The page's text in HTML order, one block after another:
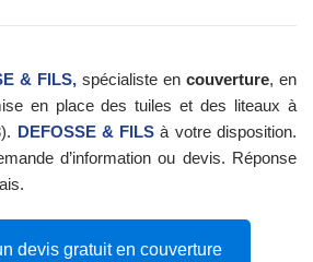
& FILS, spécialiste en couverture, en
en place des tuiles et des liteaux à
DEFOSSE & FILS à votre disposition.
d’information ou devis. Réponse
devis gratuit en couverture